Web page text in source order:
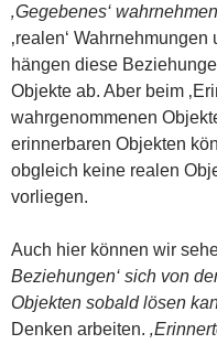
‚Gegebenes‘
‚realen‘
hängen diese
Objekte ab. Aber beim
wahrgenommenen
erinnerbaren Objekten
obgleich keine realen
vorliegen.
Auch hier können wir
Beziehungen‘ sich von
Objekten sobald lösen
Denken arbeiten.